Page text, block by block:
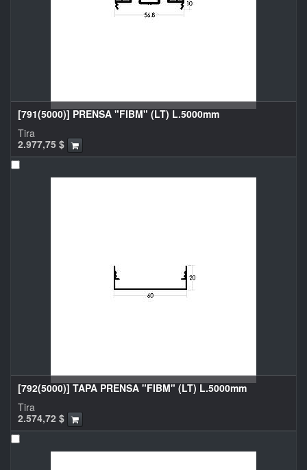
[791(5000)] PRENSA "FIBM" (LT) L.5000mm
2.977,75 $
Tira
[792(5000)] TAPA PRENSA "FIBM" (LT) L.5000mm
2.574,72 $
Tira